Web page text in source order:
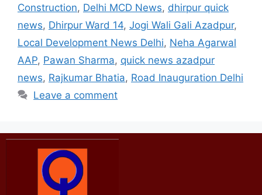
Construction, Delhi MCD News, dhirpur quick
news, Dhirpur Ward 14, Jogi Wali Gali Azadpur,
Local Development News Delhi, Neha Agarwal
AAP, Pawan Sharma, quick news azadpur
news, Rajkumar Bhatia, Road Inauguration Delhi
Leave a comment